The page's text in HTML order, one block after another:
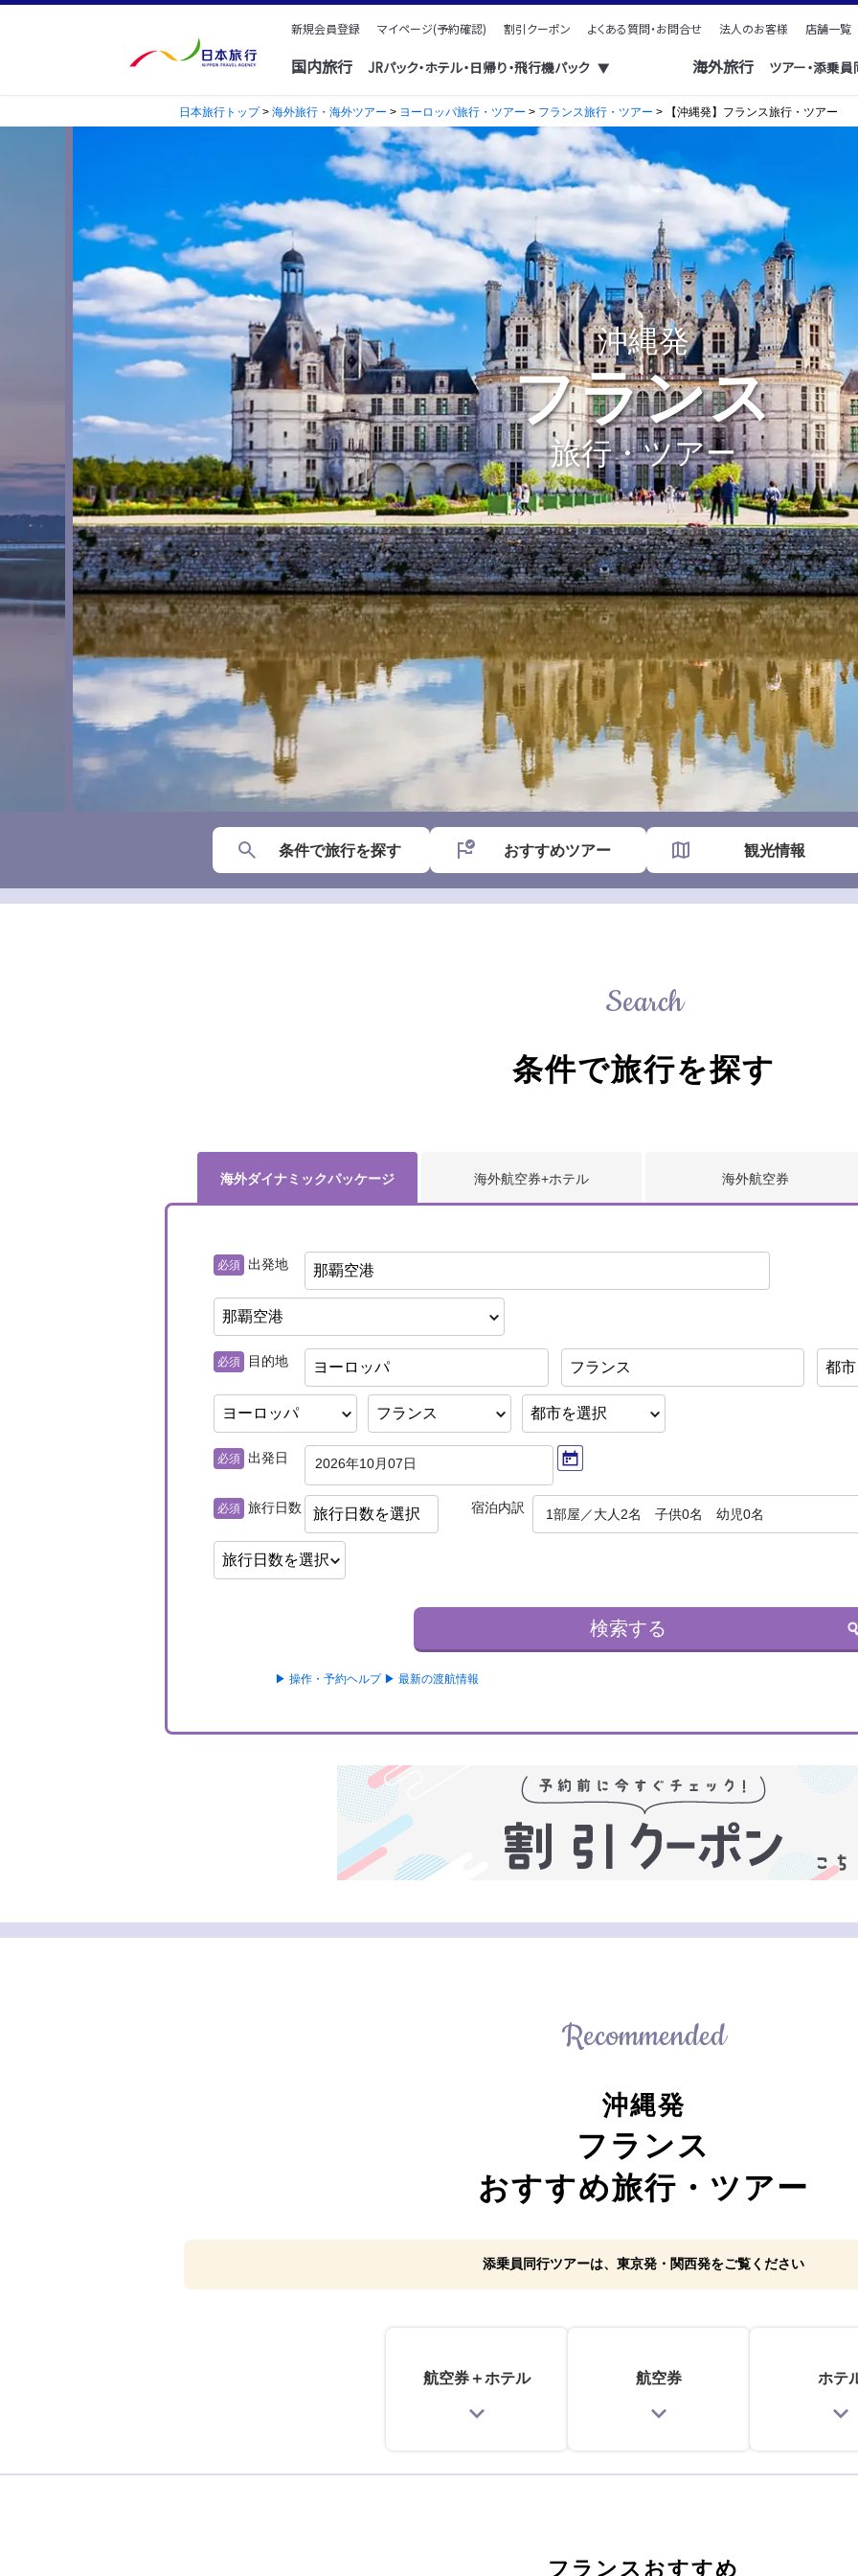
新規会員登録 マイページ(予約確認) 割引クーポン よくある質問・お問合せ 法人のお客様 店舗一覧
国内旅行 JRパック・ホテル・日帰り・飛行機パック ▼ 海外旅行 ツアー・添乗
日本旅行トップ> 海外旅行・海外ツアー > ヨーロッパ旅行・ツアー > フランス旅行・ツアー > 【沖縄発】フランス旅行・ツアー
沖縄発
フランス
旅行・ツアー
条件で旅行を探す おすすめツアー 観光情報
Search
条件で旅行を探す
海外ダイナミックパッケージ 海外航空券+ホテル 海外航空券
必須 出発地 那覇空港
必須 目的地 ヨーロッパ フランス 都
必須 出発日 2026年10月07日
必須 旅行日数 旅行日数を選択 宿泊内訳 1部屋／大人2名 子供0名 幼児0名
検索する
▶ 操作・予約ヘルプ ▶ 最新の渡航情報
Recommended
沖縄発
フランス
おすすめ旅行・ツアー
添乗員同行ツアーは、 東京発・関西発をご覧ください
航空券＋ホテル 航空券 ホテ
フランスおすすめ